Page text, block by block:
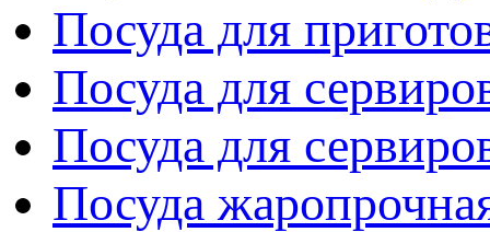
Посуда для
Посуда для
Посуда для
Посуда